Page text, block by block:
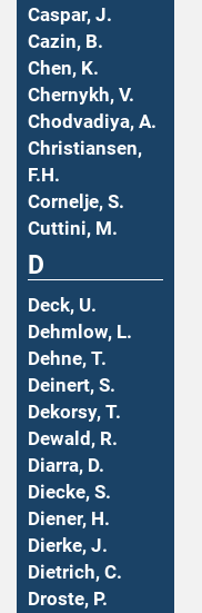
Caspar, J.
Cazin, B.
Chen, K.
Chernykh, V.
Chodvadiya, A.
Christiansen,
F.H.
Cornelje, S.
Cuttini, M.
D
Deck, U.
Dehmlow, L.
Dehne, T.
Deinert, S.
Dekorsy, T.
Dewald, R.
Diarra, D.
Diecke, S.
Diener, H.
Dierke, J.
Dietrich, C.
Droste, P.